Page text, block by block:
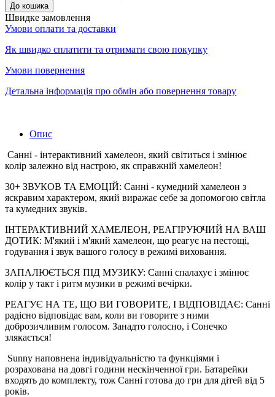
До кошика
Швидке замовлення
Умови оплати та доставки
Як швидко сплатити та отримати свою покупку
Умови повернення
Детальна інформація про обмін або повернення товару
Опис
Санні - інтерактивний хамелеон, який світиться і змінює
колір залежно від настрою, як справжній хамелеон!
30+ ЗВУКОВ ТА ЕМОЦІЙ: Санні - кумедний хамелеон з
яскравим характером, який виражає себе за допомогою світла
та кумедних звуків.
ІНТЕРАКТИВНИЙ ХАМЕЛЕОН, РЕАГІРУЮЧИЙ НА ВАШ
ДОТИК: М'який і м'який хамелеон, що реагує на пестощі,
годування і звук вашого голосу в режимі виховання.
ЗАПАЛЮЄТЬСЯ ПІД МУЗИКУ: Санні спалахує і змінює
колір у такт і ритм музики в режимі вечірки.
РЕАГУЄ НА ТЕ, ЩО ВИ ГОВОРИТЕ, І ВІДПОВІДАЄ: Санні
радісно відповідає вам, коли ви говорите з ними
доброзичливим голосом. Занадто голосно, і Сонечко
злякається!
Sunny наповнена індивідуальністю та функціями і
розрахована на довгі години нескінченної гри. Батарейки
входять до комплекту, тож Санні готова до гри для дітей від 5
років.